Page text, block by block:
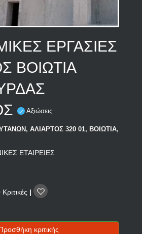
ΕΡΓΑΣΙΕΣ
ΒΟΙΩΤΙΑ
Αξιώσεις
ΑΛΙΑΡΤΟΣ 320 01, ΒΟΙΩΤΙΑ,
ΕΤΑΙΡΕΙΕΣ
Κριτικές |
κριτικής